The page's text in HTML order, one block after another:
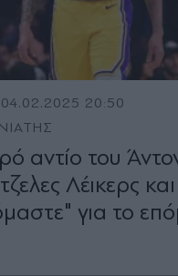
04.02.2025 20:50
αντίο του
Λέικερς
για το